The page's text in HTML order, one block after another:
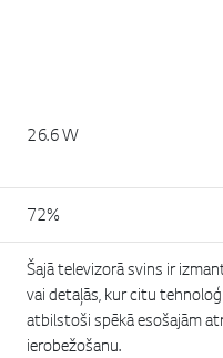
26.6 W
72%
Šajā televizorā svins ir
vai detaļās, kur citu
atbilstoši spēkā esošajām
ierobežošanu.